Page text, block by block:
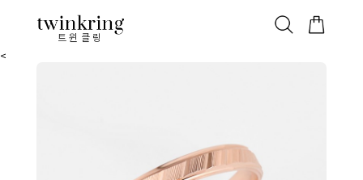
트윈클링
ALL 베스트 안쪽막음 웨딩/다이아 가드링/반지
<